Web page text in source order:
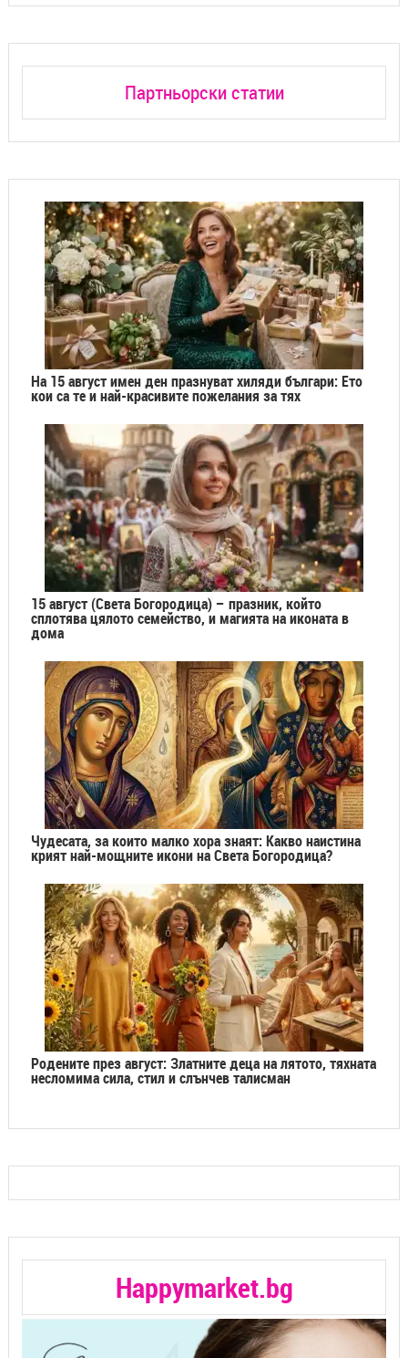
Партньорски статии
На 15 август имен ден празнуват хиляди българи: Ето
кои са те и най-красивите пожелания за тях
15 август (Света Богородица) – празник, който
сплотява цялото семейство, и магията на иконата в
дома
Чудесата, за които малко хора знаят: Какво наистина
крият най-мощните икони на Света Богородица?
Родените през август: Златните деца на лятото, тяхната
несломима сила, стил и слънчев талисман
Happymarket.bg